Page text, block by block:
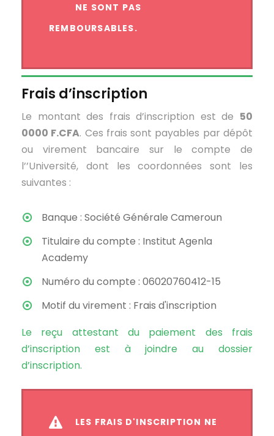
NE SONT PAS
REMBOURSABLES.
Frais d’inscription
Le montant des frais d’inscription est de 50
0000 F.CFA. Ces frais sont payables par dépôt
ou virement bancaire sur le compte de
l’’Université, dont les coordonnées sont les
suivantes :
Banque : Société Générale Cameroun
Titulaire du compte : Institut Agenla
Academy
Numéro du compte : 06020760412-15
Motif du virement : Frais d'inscription
Le reçu attestant du paiement des frais
d’inscription est à joindre au dossier
d’inscription.
LES FRAIS D'INSCRIPTION NE